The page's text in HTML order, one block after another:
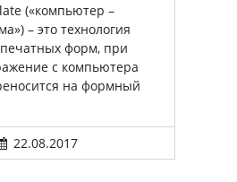
(«компьютер –
– это технология
печатных форм, при
с компьютера
на формный
22.08.2017